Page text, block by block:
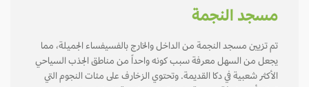
مسجد النجمة
تم تزيين مسجد النجمة من الداخل والخارج بالفسيفساء الجميلة، مما
يجعل من السهل معرفة سبب كونه واحداً من مناطق الجذب السياحي
الأكثر شعبية في دكا القديمة. وتحتوي الزخارف على مئات النجوم التي